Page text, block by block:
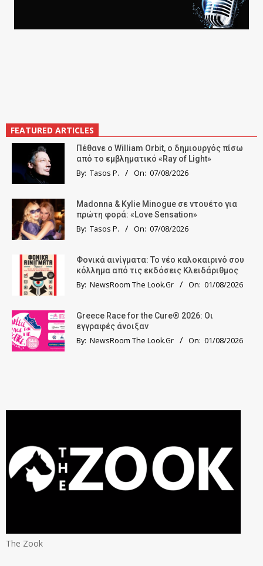
FEATURED ARTICLES
Πέθανε ο William Orbit, ο δημιουργός πίσω
από το εμβληματικό «Ray of Light»
By: Tasos P. On: 07/08/2026
Madonna & Kylie Minogue σε ντουέτο για
πρώτη φορά: «Love Sensation»
By: Tasos P. On: 07/08/2026
Φονικά αινίγματα: Το νέο καλοκαιρινό σου
κόλλημα από τις εκδόσεις Κλειδάριθμος
By: NewsRoom The Look.Gr On: 01/08/2026
Greece Race for the Cure® 2026: Οι
εγγραφές άνοιξαν
By: NewsRoom The Look.Gr On: 01/08/2026
The Zook